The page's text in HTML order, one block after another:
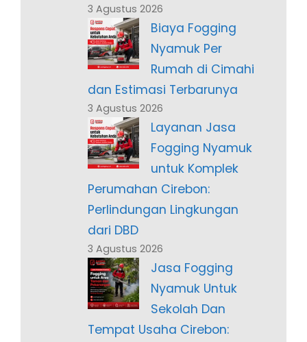
3 Agustus 2026
Biaya Fogging
Nyamuk Per
Rumah di Cimahi
dan Estimasi Terbarunya
3 Agustus 2026
Layanan Jasa
Fogging Nyamuk
untuk Komplek
Perumahan Cirebon:
Perlindungan Lingkungan
dari DBD
3 Agustus 2026
Jasa Fogging
Nyamuk Untuk
Sekolah Dan
Tempat Usaha Cirebon: